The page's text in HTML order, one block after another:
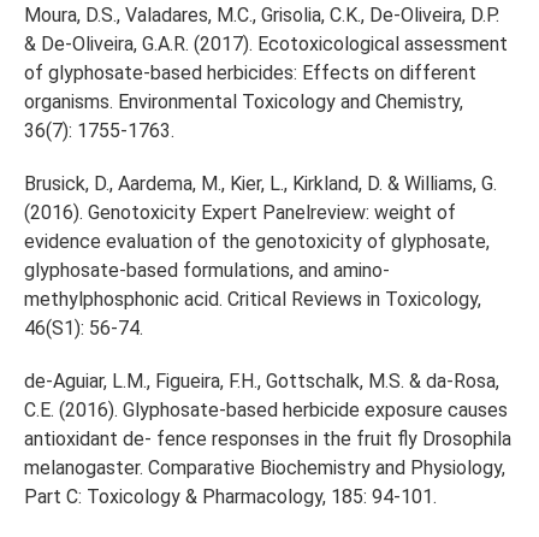
Moura, D.S., Valadares, M.C., Grisolia, C.K., De-Oliveira, D.P.
& De-Oliveira, G.A.R. (2017). Ecotoxicological assessment
of glyphosate‐based herbicides: Effects on different
organisms. Environmental Toxicology and Chemistry,
36(7): 1755-1763.
Brusick, D., Aardema, M., Kier, L., Kirkland, D. & Williams, G.
(2016). Genotoxicity Expert Panelreview: weight of
evidence evaluation of the genotoxicity of glyphosate,
glyphosate-based formulations, and amino-
methylphosphonic acid. Critical Reviews in Toxicology,
46(S1): 56-74.
de-Aguiar, L.M., Figueira, F.H., Gottschalk, M.S. & da-Rosa,
C.E. (2016). Glyphosate-based herbicide exposure causes
antioxidant de- fence responses in the fruit fly Drosophila
melanogaster. Comparative Biochemistry and Physiology,
Part C: Toxicology & Pharmacology, 185: 94-101.